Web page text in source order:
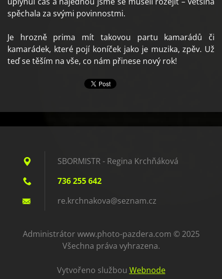
spěchala za svými povinnostmi.
Je hrozně prima mít takovou partu kamarádů či
kamarádek, které pojí koníček jako je muzika, zpěv. Už
teď se těším na vše, co nám přinese nový rok!
SBORMISTR - Regina Krchňáková
736 255 642
re.krchnakova@seznam.cz
Administrátor www.photo-pazdera.com © 2025
Všechna práva vyhrazena.
Vytvořeno službou Webnode